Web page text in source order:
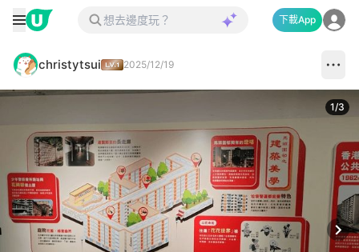
下載App
christytsui 2025/12/19
1/3